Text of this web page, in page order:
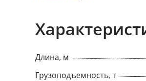
Длина, м
Грузоподъемность, т